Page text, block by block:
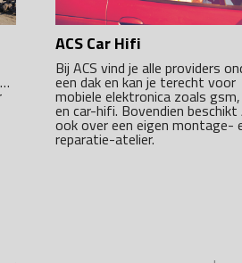
ACS Car Hifi
Bij ACS vind je alle providers
een dak en kan je terecht voor
mobiele elektronica zoals
en car-hifi. Bovendien beschikt
ook over een eigen montage-
reparatie-atelier.